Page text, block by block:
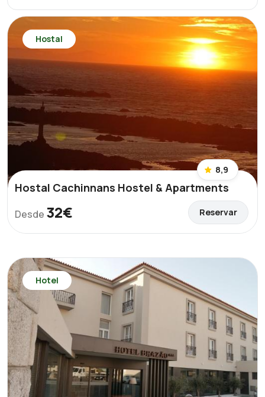
Hostal
8,9
Hostal Cachinnans Hostel & Apartments
Desde 32€ Reservar
Hotel